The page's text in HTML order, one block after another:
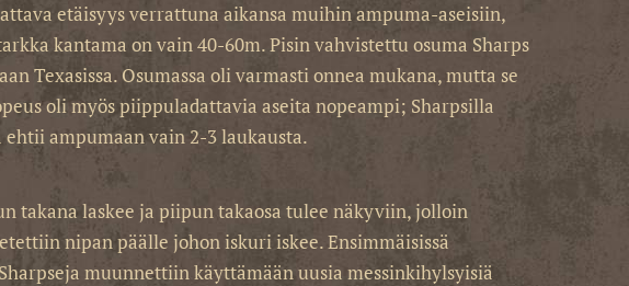
etäisyys verrattuna aikansa muihin ampuma-aseisiin,
kantama on vain 40-60m. Pisin vahvistettu osuma Sharps
Texasissa. Osumassa oli varmasti onnea mukana, mutta se
oli myös piippuladattavia aseita nopeampi; Sharpsilla
ampumaan vain 2-3 laukausta.
takana laskee ja piipun takaosa tulee näkyviin, jolloin
nipan päälle johon iskuri iskee. Ensimmäisissä
muunnettiin käyttämään uusia messinkihylsyisiä